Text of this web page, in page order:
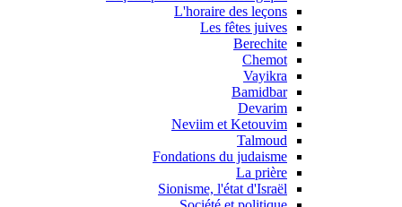
L'horaire des leçons
Les fêtes juives
Berechite
Chemot
Vayikra
Bamidbar
Devarim
Neviim et Ketouvim
Talmoud
Fondations du judaisme
La prière
Sionisme, l'état d'Israël